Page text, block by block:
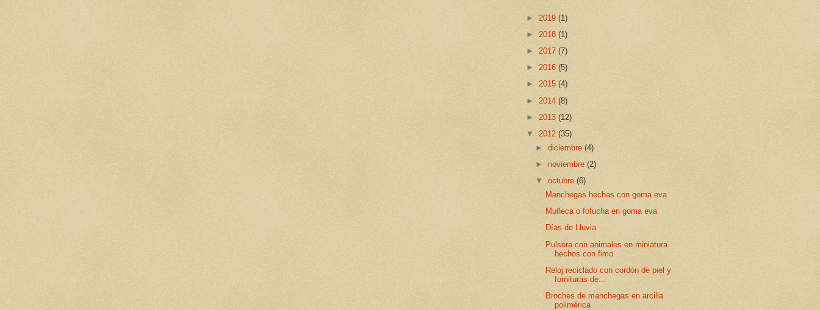
► 2019 (1)
► 2018 (1)
► 2017 (7)
► 2016 (5)
► 2015 (4)
► 2014 (8)
► 2013 (12)
▼ 2012 (35)
►diciembre(4)
►noviembre(2)
▼octubre(6)
Manchegas hechas con goma eva
Muñeca o fofucha en goma eva
Días de Lluvia
Pulsera con animales en miniatura
hechos con fimo
Reloj reciclado con cordón de piel y
fornituras de...
Broches de manchegas en arcilla
polimérica